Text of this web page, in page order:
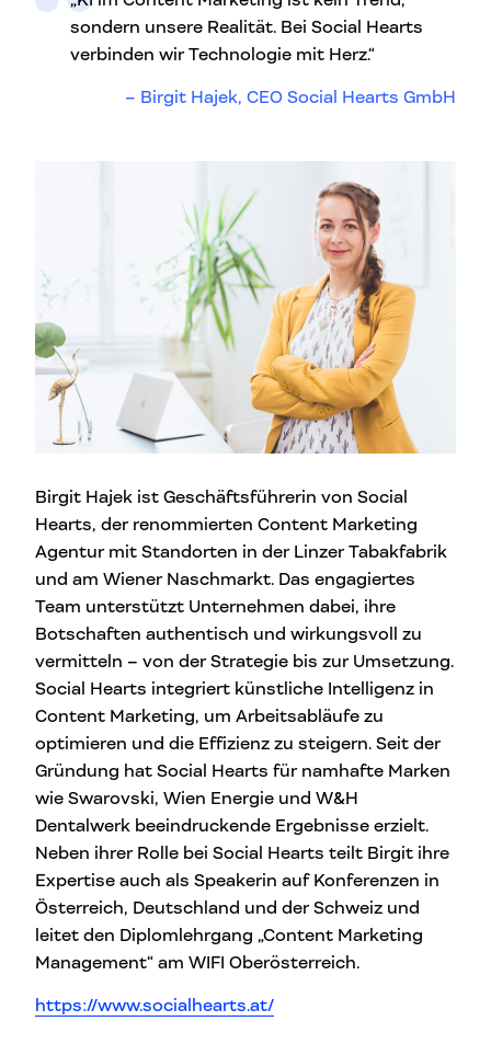
sondern unsere Realität. Bei Social Hearts
verbinden wir Technologie mit Herz.“
Birgit Hajek, CEO Social Hearts GmbH
Birgit Hajek ist Geschäftsführerin von Social
Hearts, der renommierten Content Marketing
Agentur mit Standorten in der Linzer Tabakfabrik
und am Wiener Naschmarkt. Das engagiertes
Team unterstützt Unternehmen dabei, ihre
Botschaften authentisch und wirkungsvoll zu
vermitteln – von der Strategie bis zur Umsetzung.
Social Hearts integriert künstliche Intelligenz in
Content Marketing, um Arbeitsabläufe zu
optimieren und die Effizienz zu steigern. Seit der
Gründung hat Social Hearts für namhafte Marken
wie Swarovski, Wien Energie und W&H
Dentalwerk beeindruckende Ergebnisse erzielt.
Neben ihrer Rolle bei Social Hearts teilt Birgit ihre
Expertise auch als Speakerin auf Konferenzen in
Österreich, Deutschland und der Schweiz und
leitet den Diplomlehrgang „Content Marketing
Management“ am WIFI Oberösterreich.
https://www.socialhearts.at/